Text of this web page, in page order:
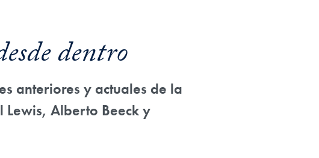
dentro
anteriores y actuales de la
Lewis, Alberto Beeck y